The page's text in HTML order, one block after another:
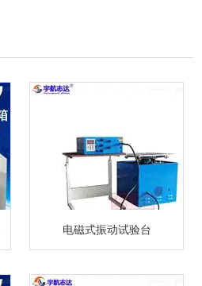
电磁式振动试验台